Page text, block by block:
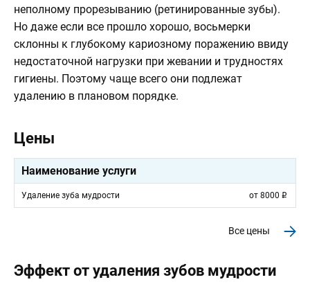
неполному прорезыванию (ретинированные зубы).
Но даже если все прошло хорошо, восьмерки
склонны к глубокому кариозному поражению ввиду
недостаточной нагрузки при жевании и трудностях
гигиены. Поэтому чаще всего они подлежат
удалению в плановом порядке.
Цены
Наименование услуги
Удаление зуба мудрости от 8000
Все цены
Эффект от удаления зубов мудрости